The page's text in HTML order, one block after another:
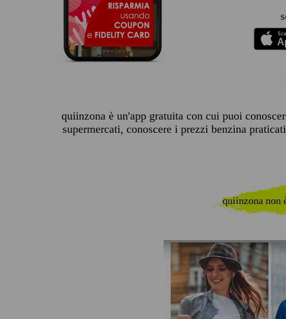
quiinzona è un'app gratuita con cui puoi
supermercati, conoscere i prezzi benzina
quiinzona non